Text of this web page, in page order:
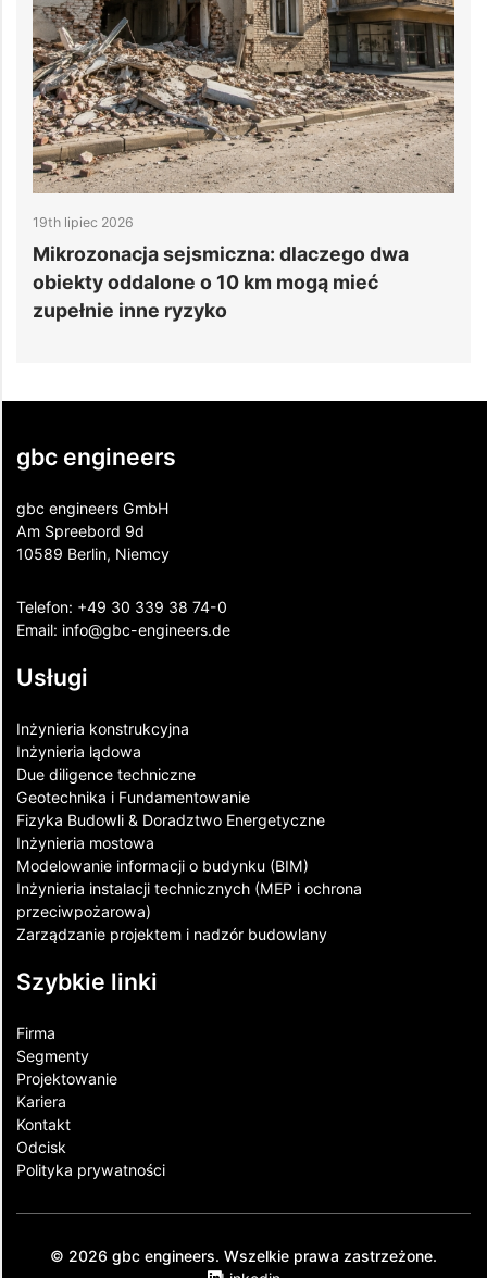
19th lipiec 2026
Mikrozonacja sejsmiczna: dlaczego dwa
obiekty oddalone o 10 km mogą mieć
zupełnie inne ryzyko
gbc engineers
gbc engineers GmbH
Am Spreebord 9d
10589 Berlin, Niemcy
Telefon: +49 30 339 38 74-0
Email: info@gbc-engineers.de
Usługi
Inżynieria konstrukcyjna
Inżynieria lądowa
Due diligence techniczne
Geotechnika i Fundamentowanie
Fizyka Budowli & Doradztwo Energetyczne
Inżynieria mostowa
Modelowanie informacji o budynku (BIM)
Inżynieria instalacji technicznych (MEP i ochrona
przeciwpożarowa)
Zarządzanie projektem i nadzór budowlany
Szybkie linki
Firma
Segmenty
Projektowanie
Kariera
Kontakt​
Odcisk
Polityka prywatności
© 2026 gbc engineers. Wszelkie prawa zastrzeżone.